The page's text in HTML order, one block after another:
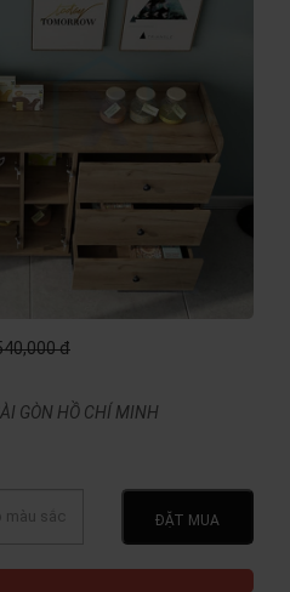
đ
GÒN HỒ CHÍ MINH
ĐẶT MUA